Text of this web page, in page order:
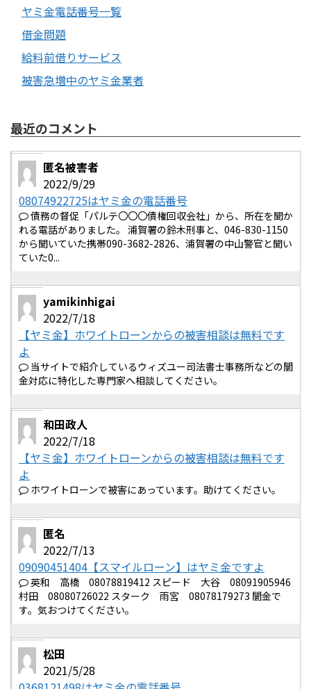
ヤミ金電話番号一覧
借金問題
給料前借りサービス
被害急増中のヤミ金業者
最近のコメント
匿名被害者
2022/9/29
08074922725はヤミ金の電話番号
債務の督促「パルテ〇〇〇債権回収会社」から、所在を聞か
れる電話がありました。 浦賀署の鈴木刑事と、046-830-1150
から聞いていた携帯090-3682-2826、浦賀署の中山警官と聞い
ていた0...
yamikinhigai
2022/7/18
【ヤミ金】ホワイトローンからの被害相談は無料です
よ
当サイトで紹介しているウィズユー司法書士事務所などの闇
金対応に特化した専門家へ相談してください。
和田政人
2022/7/18
【ヤミ金】ホワイトローンからの被害相談は無料です
よ
ホワイトローンで被害にあっています。助けてください。
匿名
2022/7/13
09090451404【スマイルローン】はヤミ金ですよ
英和 高橋 08078819412 スピード 大谷 08091905946
村田 08080726022 スターク 雨宮 08078179273 闇金で
す。気おつけてください。
松田
2021/5/28